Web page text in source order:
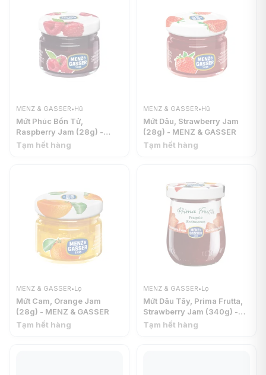
MENZ & GASSER•Hũ
Mứt Phúc Bồn Tử,
Raspberry Jam (28g) -
MENZ & GASSER
Tạm hết hàng
MENZ & GASSER•Hũ
Mứt Dâu, Strawberry Jam
(28g) - MENZ & GASSER
Tạm hết hàng
MENZ & GASSER•Lọ
Mứt Cam, Orange Jam
(28g) - MENZ & GASSER
Tạm hết hàng
MENZ & GASSER•Lọ
Mứt Dâu Tây, Prima Frutta,
Strawberry Jam (340g) -
MENZ & GASSER
Tạm hết hàng